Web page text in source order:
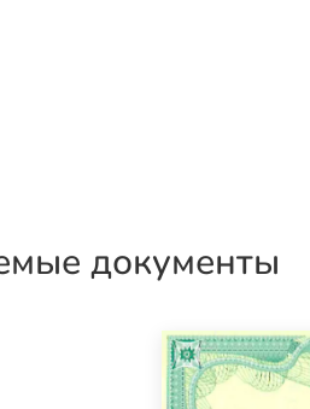
документы